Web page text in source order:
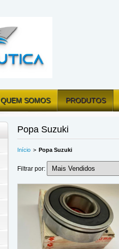
QUEM SOMOS PRODUTOS
Popa Suzuki
Início > Popa Suzuki
Filtrar por: